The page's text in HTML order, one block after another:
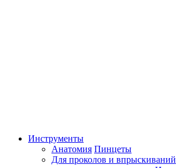
Инструменты
Анатомия Пинцеты
Для проколов и впрыскиваний